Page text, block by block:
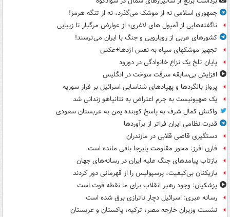
جمهوری اسلامی نه از موشک می‌گذرد، نه از تنگه هرمز!
ناگفته‌هایی از آمپول های لاغری؛ از عوارض مرگبار تا زیبایی
کشورهای عربی از رویارویی و جنگ با ایران می‌ترسند!
تجهیز موشکهای سپاه به نفس اژدها+عکس
پایان تلخ یک نزاع خانوادگی در دورود
افزایش بی‌سابقه سرقت سوخت در انگلیس
پرواز بالگردها و پهپادهای شناسایی اسرائیل بر فراز سوریه
یک صهیونیست به جرم اعتراض به نتانیاهو زندانی شد
واکنش کمال شرف به پاسخ کوبنده یمن به عربستان سعودی
قدرت نظامی ایران فراتر از برآوردها
دستگیری قاضی قلابی در مازندران
فارن افرز: محور مقاومت پابرجا باقی مانده است
بازتاب پیامدهای جنگ علیه ایران در رسانه‌های جهان
بازیکنان بی‌کیفیت، پرسپولیس را از قهرمانی دور کردند
پزشکیان: وجود رهبر انقلاب برای ما نقطه قوت است
رسانه عبری: اسرائیل دچار ناترازی برق شده است
نشست وزیران خارجه مصر، ترکیه، پاکستان و عربستان